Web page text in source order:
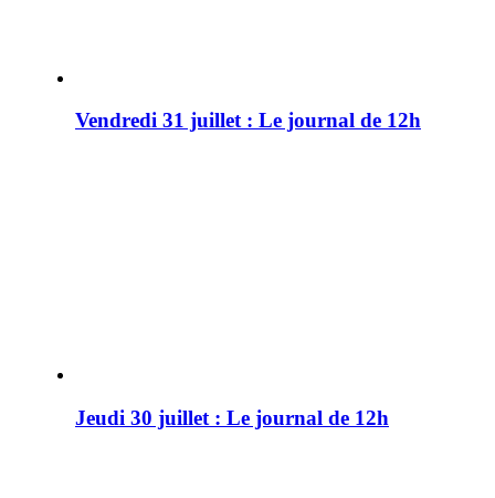
Vendredi 31 juillet : Le journal de 12h
Jeudi 30 juillet : Le journal de 12h